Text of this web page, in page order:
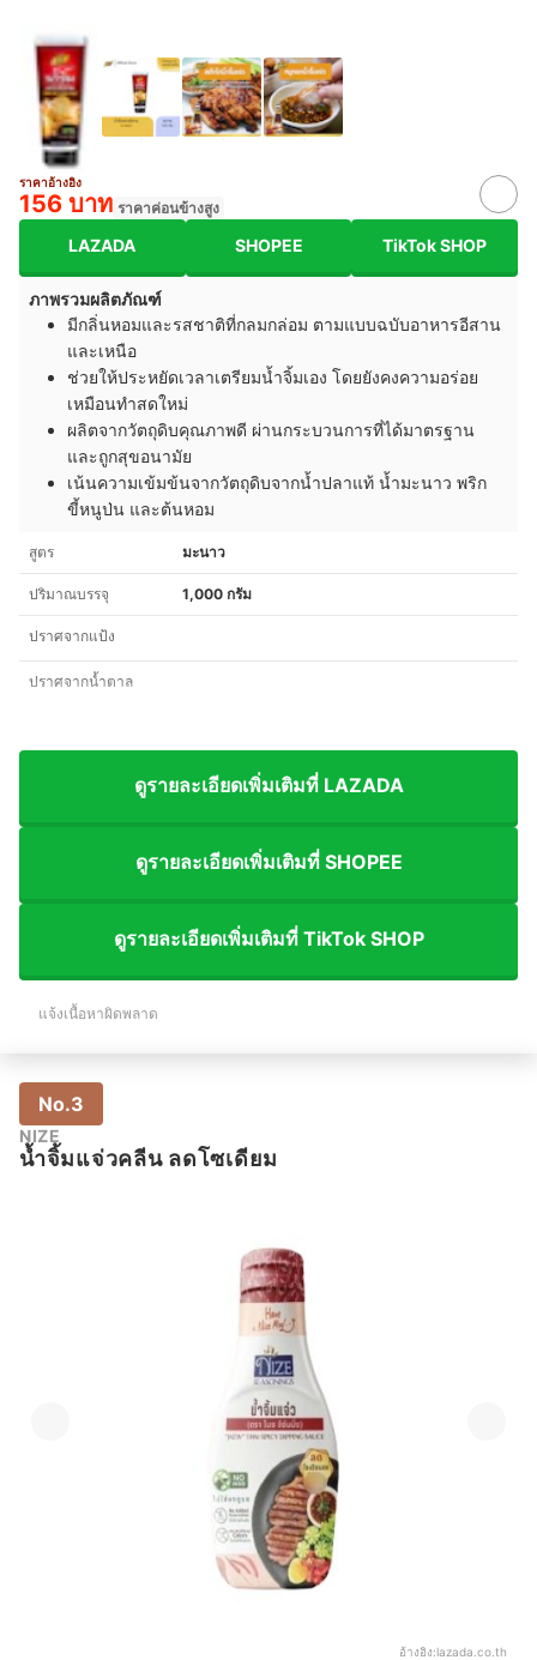
ราคาอ้างอิง
156 บาท ราคาค่อนข้างสูง
LAZADA SHOPEE TikTok SHOP
ภาพรวมผลิตภัณฑ์
มีกลิ่นหอมและรสชาติที่กลมกล่อม ตามแบบฉบับอาหารอีสาน
และเหนือ
ช่วยให้ประหยัดเวลาเตรียมน้ำจิ้มเอง โดยยังคงความอร่อย
เหมือนทำสดใหม่
ผลิตจากวัตถุดิบคุณภาพดี ผ่านกระบวนการที่ได้มาตรฐาน
และถูกสุขอนามัย
เน้นความเข้มข้นจากวัตถุดิบจากน้ำปลาแท้ น้ำมะนาว พริก
ขี้หนูป่น และต้นหอม
สูตร มะนาว
ปริมาณบรรจุ 1,000 กรัม
ปราศจากแป้ง
ปราศจากน้ำตาล
ดูรายละเอียดเพิ่มเติมที่ LAZADA
ดูรายละเอียดเพิ่มเติมที่ SHOPEE
ดูรายละเอียดเพิ่มเติมที่ TikTok SHOP
แจ้งเนื้อหาผิดพลาด
No.3
NIZE
น้ำจิ้มแจ่วคลีน ลดโซเดียม
อ้างอิง:lazada.co.th